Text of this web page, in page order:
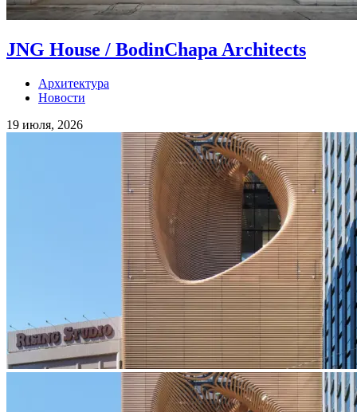
JNG House / BodinChapa Architects
Архитектура
Новости
19 июля, 2026